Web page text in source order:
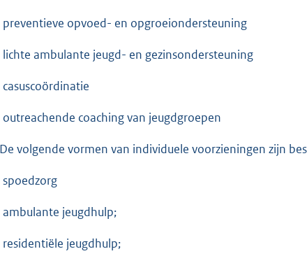
opvoed- en opgroeiondersteuning
ambulante jeugd- en gezinsondersteuning
coaching van jeugdgroepen
volgende vormen van individuele voorzieningen zijn
jeugdhulp;
jeugdhulp;